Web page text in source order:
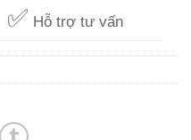
✅ Hỗ trợ tư vấn